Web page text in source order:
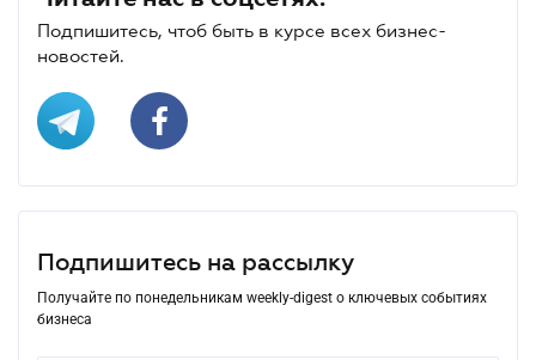
Подпишитесь, чтоб быть в курсе всех бизнес-
новостей.
Подпишитесь на рассылку
Получайте по понедельникам weekly-digest о ключевых событиях
бизнеса